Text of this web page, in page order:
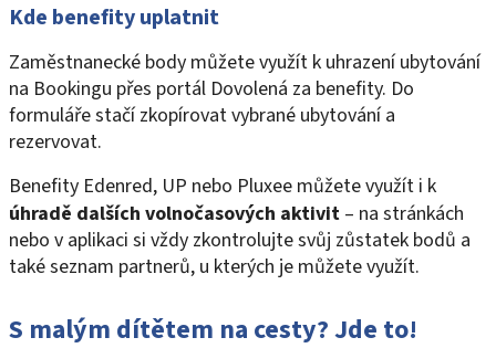
Kde benefity uplatnit
Zaměstnanecké body můžete využít k uhrazení ubytování
na Bookingu přes portál Dovolená za benefity. Do
formuláře stačí zkopírovat vybrané ubytování a
rezervovat.
Benefity Edenred, UP nebo Pluxee můžete využít i k
úhradě dalších volnočasových aktivit – na stránkách
nebo v aplikaci si vždy zkontrolujte svůj zůstatek bodů a
také seznam partnerů, u kterých je můžete využít.
S malým dítětem na cesty? Jde to!